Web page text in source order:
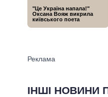
ІНШІ НОВИНИ